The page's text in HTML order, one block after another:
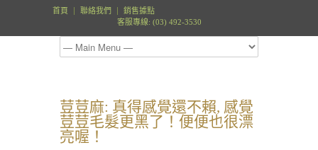
首頁 聯絡我們
銷售據點
客服專線: (03) 492-3530
荳荳麻: 真得感覺還不賴, 感覺
荳荳毛髮更黑了！便便也很漂
亮喔！